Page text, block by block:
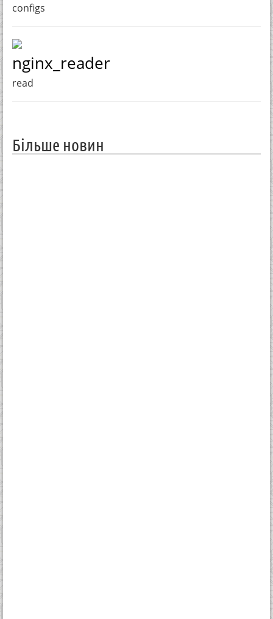
configs
nginx_reader
read
Більше новин